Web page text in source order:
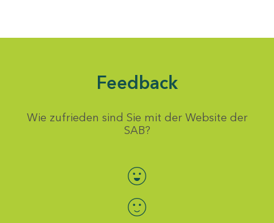
Feedback
Wie zufrieden sind Sie mit der Website der
SAB?
Bewertung auswählen